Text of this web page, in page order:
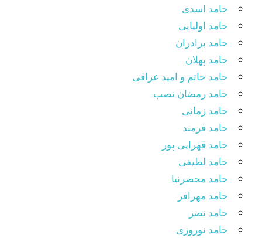
حامد اسدی
حامد اولیایی
حامد برادران
حامد پهلان
حامد حاتم و امید عراقی
حامد رمضان نصب
حامد زمانی
حامد فرمند
حامد قهرایی پور
حامد لطیفی
حامد محضرنیا
حامد مهرافر
حامد نصر
حامد نوروزی